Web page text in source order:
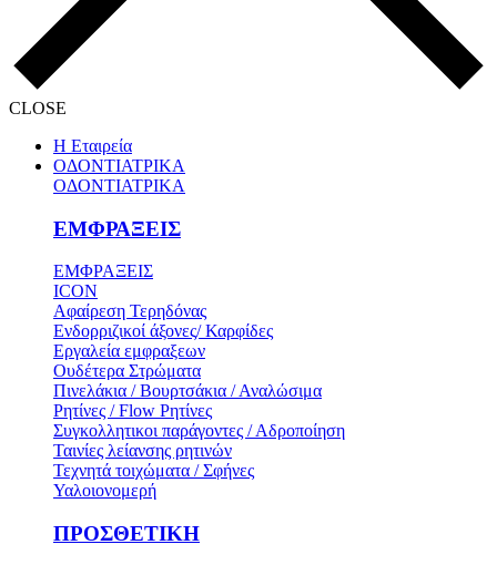
CLOSE
Η Εταιρεία
ΟΔΟΝΤΙΑΤΡΙΚΑ
ΟΔΟΝΤΙΑΤΡΙΚΑ
ΕΜΦΡΑΞΕΙΣ
ΕΜΦΡΑΞΕΙΣ
ICON
Αφαίρεση Τερηδόνας
Ενδορριζικοί άξονες/ Καρφίδες
Εργαλεία εμφραξεων
Ουδέτερα Στρώματα
Πινελάκια / Βουρτσάκια / Αναλώσιμα
Ρητίνες / Flow Ρητίνες
Συγκολλητικοι παράγοντες / Αδροποίηση
Ταινίες λείανσης ρητινών
Τεχνητά τοιχώματα / Σφήνες
Υαλοιονομερή
ΠΡΟΣΘΕΤΙΚΗ